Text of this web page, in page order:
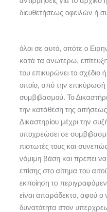
διευθετήσεως οφειλών ή
όλοι σε αυτό, οπότε ο
κατά τα ανωτέρω,
του επικυρώνει το σχέδιο
οποίο, από την επικύρωσή
συμβιβασμού. Το
την κατάθεση της
Δικαστηρίου μέχρι την
υποχρεώσει σε
πιστωτές τους και
νόμιμη βάση και πρέπει
επίσης στο αίτημα του
εκποίηση το
είναι απαράδεκτο, αφού ο
δυνατότητα στον